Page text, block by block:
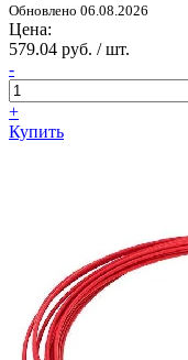
Обновлено 06.08.2026
Цена:
579.04 руб. / шт.
-
+
Купить